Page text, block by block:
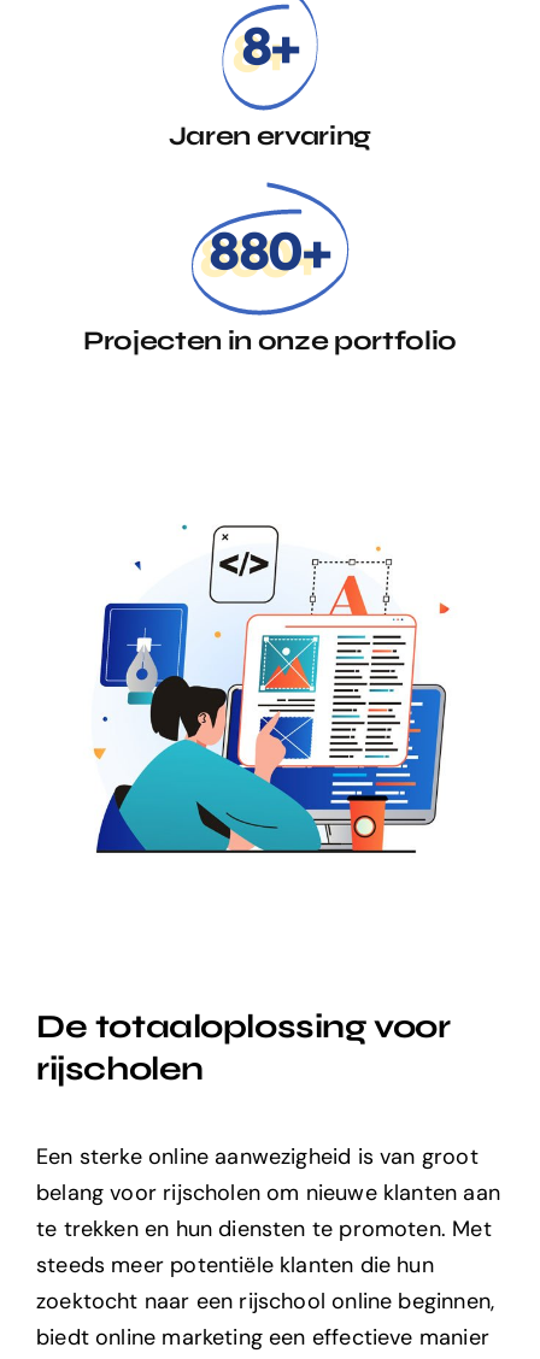
8+
Jaren ervaring
880+
Projecten in onze portfolio
De totaaloplossing voor
rijscholen
Een sterke online aanwezigheid is van groot
belang voor rijscholen om nieuwe klanten aan
te trekken en hun diensten te promoten. Met
steeds meer potentiële klanten die hun
zoektocht naar een rijschool online beginnen,
biedt online marketing een effectieve manier